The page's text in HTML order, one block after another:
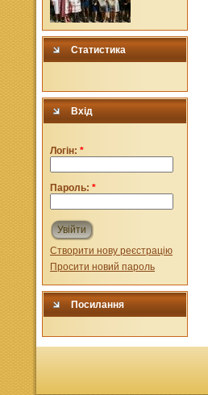
Статистика
Вхід
Логін: *
Пароль: *
Увійти
Створити нову реєстрацію
Просити новий пароль
Посилання